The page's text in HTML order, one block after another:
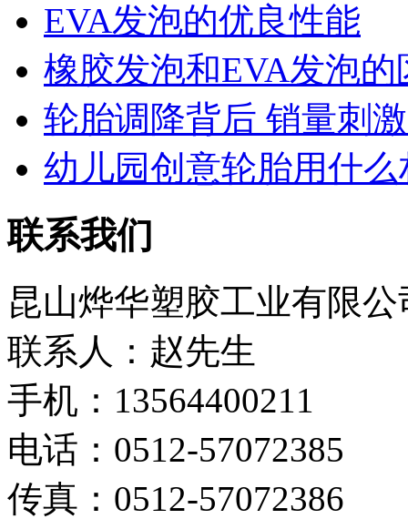
EVA发泡的优良性能
橡胶发泡和EVA发泡的
轮胎调降背后 销量刺
幼儿园创意轮胎用什
联系我们
昆山烨华塑胶工业有限公
联系人：赵先生
手机：13564400211
电话：0512-57072385
传真：0512-57072386